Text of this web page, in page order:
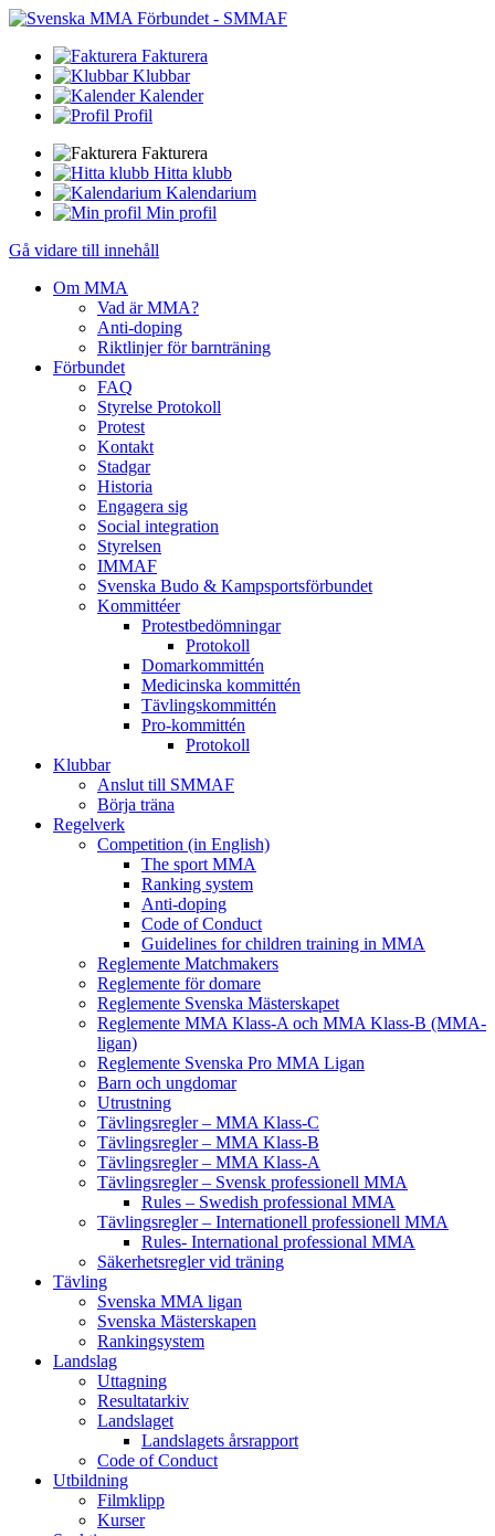
Fakturera
Klubbar
Kalender
Profil
Fakturera
Hitta klubb
Kalendarium
Min profil
Gå vidare till innehåll
Om MMA
Vad är MMA?
Anti-doping
Riktlinjer för barnträning
Förbundet
FAQ
Styrelse Protokoll
Protest
Kontakt
Stadgar
Historia
Engagera sig
Social integration
Styrelsen
IMMAF
Svenska Budo & Kampsportsförbundet
Kommittéer
Protestbedömningar
Protokoll
Domarkommittén
Medicinska kommittén
Tävlingskommittén
Pro-kommittén
Protokoll
Klubbar
Anslut till SMMAF
Börja träna
Regelverk
Competition (in English)
The sport MMA
Ranking system
Anti-doping
Code of Conduct
Guidelines for children training in MMA
Reglemente Matchmakers
Reglemente för domare
Reglemente Svenska Mästerskapet
Reglemente MMA Klass-A och MMA Klass-B (MMA-
ligan)
Reglemente Svenska Pro MMA Ligan
Barn och ungdomar
Utrustning
Tävlingsregler – MMA Klass-C
Tävlingsregler – MMA Klass-B
Tävlingsregler – MMA Klass-A
Tävlingsregler – Svensk professionell MMA
Rules – Swedish professional MMA
Tävlingsregler – Internationell professionell MMA
Rules- International professional MMA
Säkerhetsregler vid träning
Tävling
Svenska MMA ligan
Svenska Mästerskapen
Rankingsystem
Landslag
Uttagning
Resultatarkiv
Landslaget
Landslagets årsrapport
Code of Conduct
Utbildning
Filmklipp
Kurser